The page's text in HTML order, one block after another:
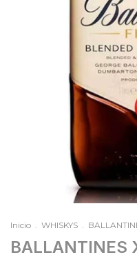
Inicio . WHISKYS .
BALLANTINES